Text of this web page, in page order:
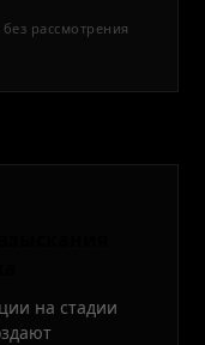
рассмотрения
на стадии